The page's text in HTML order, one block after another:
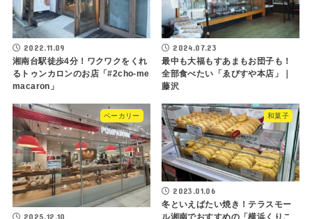
2022.11.09
湘南台駅徒歩4分！ワクワクをくれ
るトゥンカロンのお店「#2cho-me
macaron」
2024.07.23
最中も大福もすあまもお団子も！
全部食べたい「ゑびすや本店」｜
藤沢
ベーカリー
2025.12.10
和菓子
2023.01.06
冬といえばたい焼き！テラスモー
ル湘南でおすすめの「横浜くりこ